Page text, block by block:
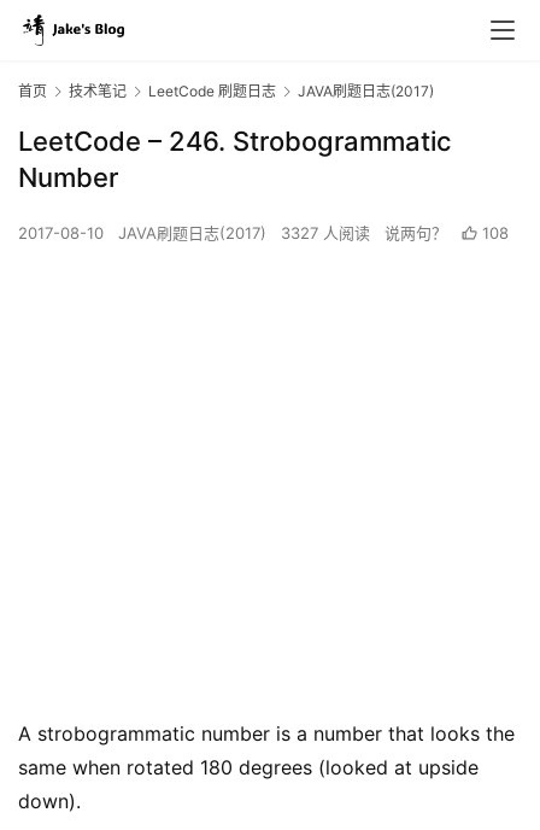
首页 技术笔记 LeetCode 刷题日志 JAVA刷题日志(2017)
LeetCode – 246. Strobogrammatic
Number
2017-08-10 JAVA刷题日志(2017) 3327 人阅读 说两句？ 108
A strobogrammatic number is a number that looks the
same when rotated 180 degrees (looked at upside
down).